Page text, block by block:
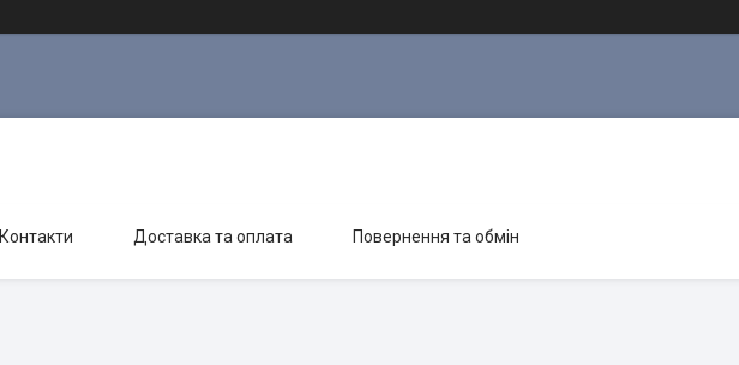
Контакти Доставка та оплата Повернення та обмін